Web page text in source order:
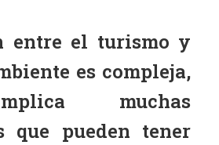
entre el turismo y
es compleja,
muchas
que pueden tener